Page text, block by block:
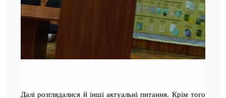
Далі розглядалися й інші актуальні питання. Крім того